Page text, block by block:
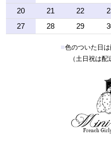
20
21 22
27
28 29
■色のついた日
（土日祝は配